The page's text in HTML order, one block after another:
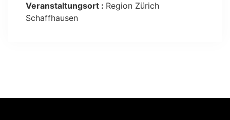
Veranstaltungsort : Region Zürich
Schaffhausen